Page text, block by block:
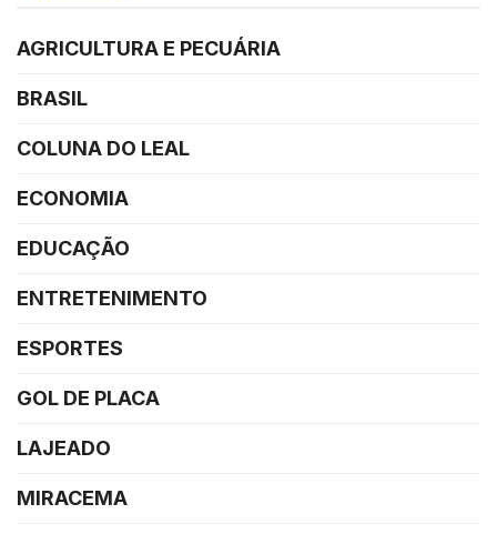
AGRICULTURA E PECUÁRIA
BRASIL
COLUNA DO LEAL
ECONOMIA
EDUCAÇÃO
ENTRETENIMENTO
ESPORTES
GOL DE PLACA
LAJEADO
MIRACEMA